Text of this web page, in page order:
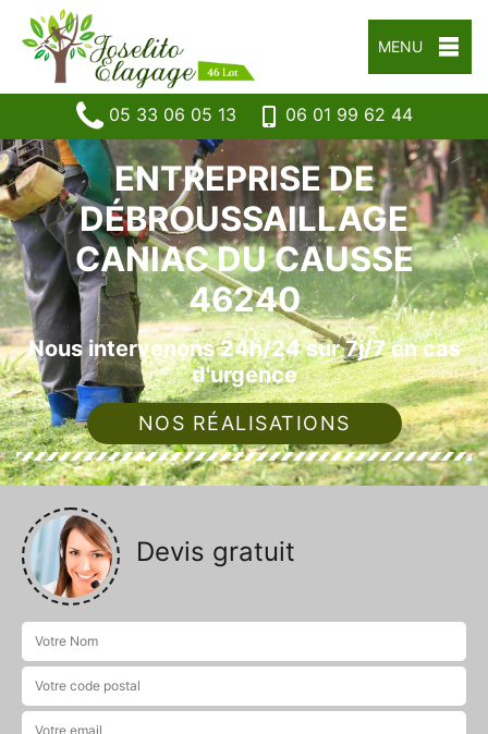
MENU
05 33 06 05 13 06 01 99 62 44
ENTREPRISE DE
DÉBROUSSAILLAGE
CANIAC DU CAUSSE
46240
Nous intervenons 24h/24 sur 7j/7 en cas
d'urgence
NOS RÉALISATIONS
Devis gratuit